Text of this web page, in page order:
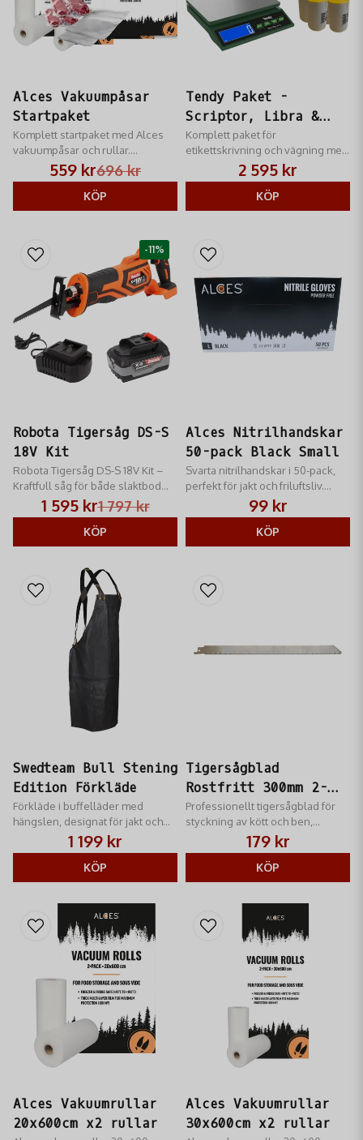
Alces Vakuumpåsar
Startpaket
Komplett startpaket med Alces
vakuumpåsar och rullar.
Innehåller 100 påsar och 24
meter rulle för optimal
vilthantering och hållbarhet i
frysen.
696 kr
559 kr
KÖP
Tendy Paket -
Scriptor, Libra &
Etiketter
Komplett paket för
etikettskrivning och vägning med
Bluetooth-integration.
2 595 kr
KÖP
Robota Tigersåg DS-S
18V Kit
Robota Tigersåg DS-S 18V Kit –
Kraftfull såg för både slaktbod
och rivning. Komplett med batteri.
Kompatibel med Makita 18V och
perfekt för grovstyckn
1 797 kr
1 595 kr
KÖP
-11%
Alces Nitrilhandskar
50-pack Black Small
Svarta nitrilhandskar i 50-pack,
perfekt för jakt och friluftsliv.
Smidig passform och slitstarkt
material.
99 kr
KÖP
Swedteam Bull Stening
Edition Förkläde
Förkläde i buffelläder med
hängslen, designat för jakt och
1 199 kr
KÖP
Tigersågblad
Rostfritt 300mm 2-
Pack - Säkerhet och
Precision
Professionellt tigersågblad för
styckning av kött och ben,
tillverkat i rostfritt stål med extra
fina tänder.
179 kr
KÖP
Alces Vakuumrullar
20x600cm x2 rullar
Alces Vakuumrullar
30x600cm x2 rullar